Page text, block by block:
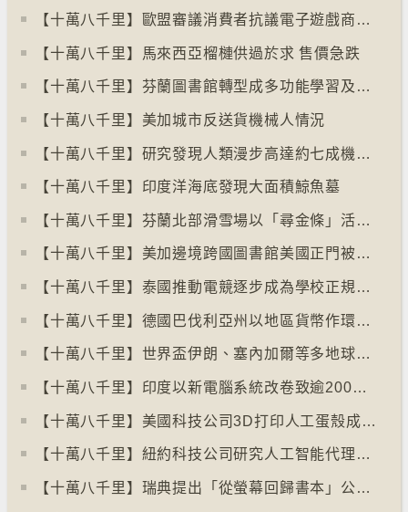
【十萬八千里】歐盟審議消費者抗議電子遊戲商關閉伺服器
【十萬八千里】馬來西亞榴槤供過於求 售價急跌
【十萬八千里】芬蘭圖書館轉型成多功能學習及娛樂中心
【十萬八千里】美加城市反送貨機械人情況
【十萬八千里】研究發現人類漫步高達約七成機率「逆時針」行走
【十萬八千里】印度洋海底發現大面積鯨魚墓
【十萬八千里】芬蘭北部滑雪場以「尋金條」活動吸引遊客
【十萬八千里】美加邊境跨國圖書館美國正門被禁另開「加拿大」門
【十萬八千里】泰國推動電競逐步成為學校正規課程
【十萬八千里】德國巴伐利亞州以地區貨幣作環保金融工具
【十萬八千里】世界盃伊朗、塞內加爾等多地球迷入境美國極有可能被拒絕入境
【十萬八千里】印度以新電腦系統改卷致逾200萬考生成績或有出錯
【十萬八千里】美國科技公司3D打印人工蛋殼成功孵化小雞
【十萬八千里】紐約科技公司研究人工智能代理失控情況
【十萬八千里】瑞典提出「從螢幕回歸書本」公帑購買實體書